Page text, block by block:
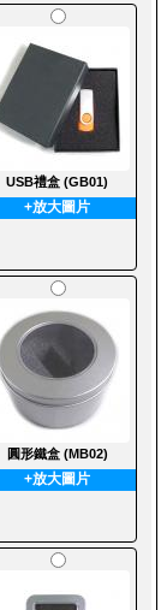
USB禮盒 (GB01)
+放大圖片
圓形鐵盒 (MB02)
+放大圖片